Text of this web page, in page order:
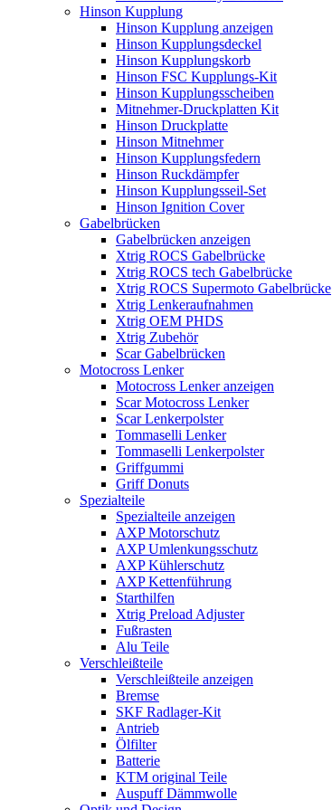
Hinson Kupplung
Hinson Kupplung anzeigen
Hinson Kupplungsdeckel
Hinson Kupplungskorb
Hinson FSC Kupplungs-Kit
Hinson Kupplungsscheiben
Mitnehmer-Druckplatten Kit
Hinson Druckplatte
Hinson Mitnehmer
Hinson Kupplungsfedern
Hinson Ruckdämpfer
Hinson Kupplungsseil-Set
Hinson Ignition Cover
Gabelbrücken
Gabelbrücken anzeigen
Xtrig ROCS Gabelbrücke
Xtrig ROCS tech Gabelbrücke
Xtrig ROCS Supermoto Gabelbrücke
Xtrig Lenkeraufnahmen
Xtrig OEM PHDS
Xtrig Zubehör
Scar Gabelbrücken
Motocross Lenker
Motocross Lenker anzeigen
Scar Motocross Lenker
Scar Lenkerpolster
Tommaselli Lenker
Tommaselli Lenkerpolster
Griffgummi
Griff Donuts
Spezialteile
Spezialteile anzeigen
AXP Motorschutz
AXP Umlenkungsschutz
AXP Kühlerschutz
AXP Kettenführung
Starthilfen
Xtrig Preload Adjuster
Fußrasten
Alu Teile
Verschleißteile
Verschleißteile anzeigen
Bremse
SKF Radlager-Kit
Antrieb
Ölfilter
Batterie
KTM original Teile
Auspuff Dämmwolle